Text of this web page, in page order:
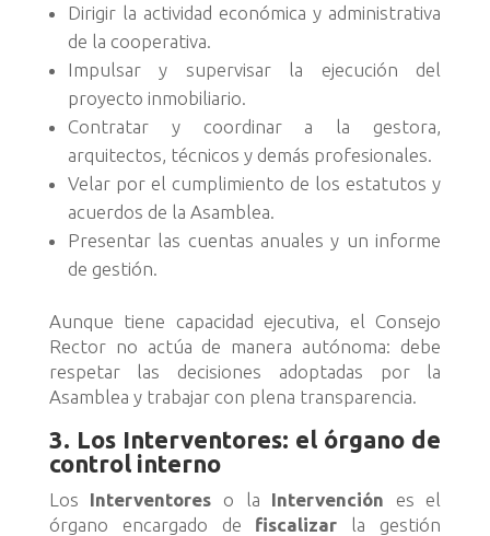
Dirigir la actividad económica y administrativa
de la cooperativa.
Impulsar y supervisar la ejecución del
proyecto inmobiliario.
Contratar y coordinar a la gestora,
arquitectos, técnicos y demás profesionales.
Velar por el cumplimiento de los estatutos y
acuerdos de la Asamblea.
Presentar las cuentas anuales y un informe
de gestión.
Aunque tiene capacidad ejecutiva, el Consejo
Rector no actúa de manera autónoma: debe
respetar las decisiones adoptadas por la
Asamblea y trabajar con plena transparencia.
3. Los Interventores: el órgano de
control interno
Los Interventores o la Intervención es el
órgano encargado de fiscalizar la gestión